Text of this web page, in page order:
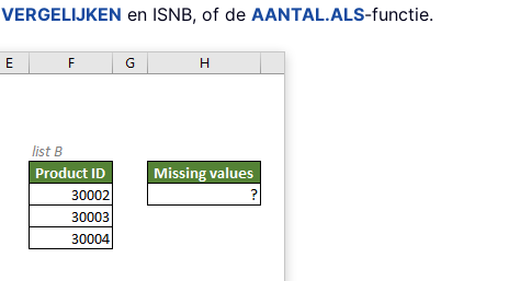
VERGELIJKEN en ISNB, of de AANTAL.ALS-functie.